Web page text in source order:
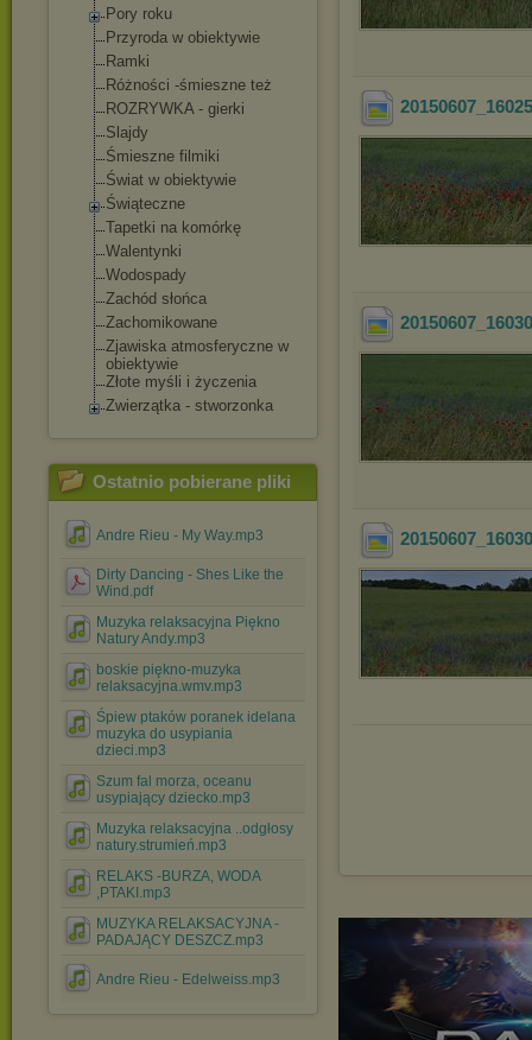
Pory roku
Przyroda w obiektywie
Ramki
Różności -śmieszne też
ROZRYWKA - gierki
Slajdy
Śmieszne filmiki
Świat w obiektywie
Świąteczne
Tapetki na komórkę
Walentynki
Wodospady
Zachód słońca
Zachomikowane
Zjawiska atmosferyczne w
obiektywie
Złote myśli i życzenia
Zwierzątka - stworzonka
Ostatnio pobierane pliki
Andre Rieu - My Way.mp3
Dirty Dancing - Shes Like the
Wind.pdf
Muzyka relaksacyjna Piękno
Natury Andy.mp3
boskie piękno-muzyka
relaksacyjna.wmv.mp3
Śpiew ptaków poranek idelana
muzyka do usypiania
dzieci.mp3
Szum fal morza, oceanu
usypiający dziecko.mp3
Muzyka relaksacyjna ..odgłosy
natury.strumień.mp3
RELAKS -BURZA, WODA
,PTAKI.mp3
MUZYKA RELAKSACYJNA -
PADAJĄCY DESZCZ.mp3
Andre Rieu - Edelweiss.mp3